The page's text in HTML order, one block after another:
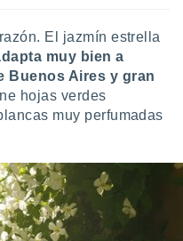
El jazmín estrella
muy bien a
Buenos Aires y gran
hojas verdes
muy perfumadas